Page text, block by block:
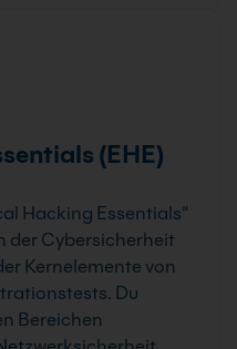
(EHE)
Hacking Essentials“
der Cybersicherheit
Kernelemente von
Du
Bereichen